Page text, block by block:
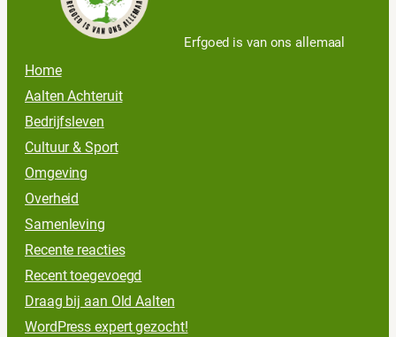
Erfgoed is van ons allemaal
Home
Aalten Achteruit
Bedrijfsleven
Cultuur & Sport
Omgeving
Overheid
Samenleving
Recente reacties
Recent toegevoegd
Draag bij aan Old Aalten
WordPress expert gezocht!